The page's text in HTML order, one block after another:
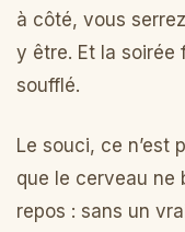
à côté, vous
y être. Et la soirée
soufflé.
Le souci, ce n’est
que le cerveau ne
repos : sans un